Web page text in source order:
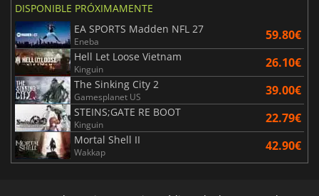
DISPONIBLE PRÓXIMAMENTE
EA SPORTS Madden NFL 27
Eneba 59.80€
Hell Let Loose Vietnam
Kinguin 26.10€
The Sinking City 2
Gamesplanet US 39.00€
STEINS;GATE RE BOOT
Kinguin 22.79€
Mortal Shell II
Wakkap 42.90€